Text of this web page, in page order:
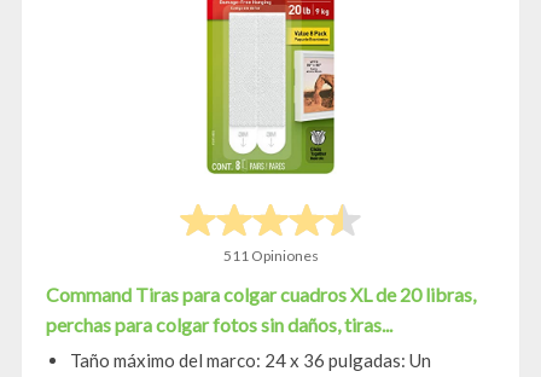
511 Opiniones
Command Tiras para colgar cuadros XL de 20 libras,
perchas para colgar fotos sin daños, tiras...
Taño máximo del marco: 24 x 36 pulgadas: Un